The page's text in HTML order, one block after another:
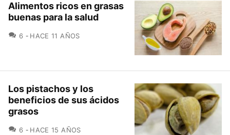
Alimentos ricos en grasas
buenas para la salud
6 COMENTARIOS
HACE 11 AÑOS
Los pistachos y los
beneficios de sus ácidos
grasos
6 COMENTARIOS
HACE 15 AÑOS